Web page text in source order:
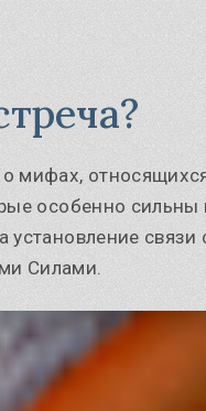
о мифах,
особенно сильны
установление
Силами.